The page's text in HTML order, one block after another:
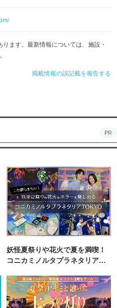
ます。最新情報については、施設・
掲載情報の誤記載を報告する
PR
妖怪夏祭りや花火で夏を満喫！
コニカミノルタプラネタリア